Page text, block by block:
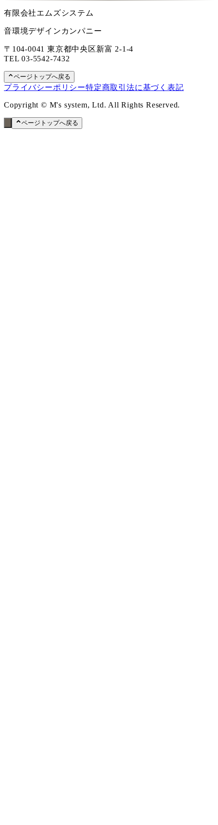
有限会社エムズシステム
音環境デザインカンパニー
〒104-0041 東京都中央区新富 2-1-4
TEL03-5542-7432
ページトップへ戻る
プライバシーポリシー特定商取引法に基づく表記
Copyright © M's system, Ltd. All Rights Reserved.
ページトップへ戻る